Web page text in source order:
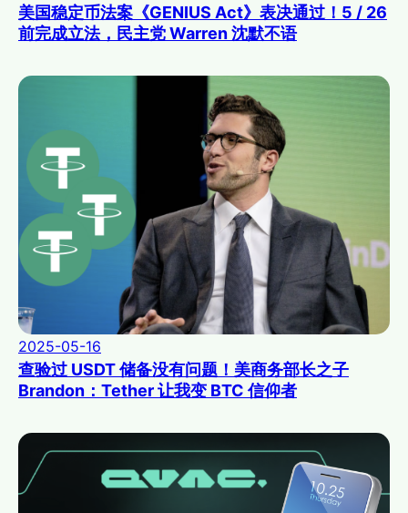
美国稳定币法案《GENIUS Act》表决通过！5 / 26
前完成立法，民主党 Warren 沈默不语
2025-05-16
查验过 USDT 储备没有问题！美商务部长之子
Brandon：Tether 让我变 BTC 信仰者